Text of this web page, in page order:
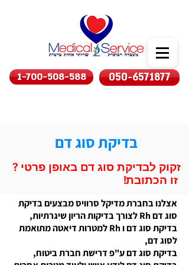
1-700-508-588 050-6571877
בדיקת סוג דם
זקוק לבדיקת סוג דם באופן פרטי ?
זו הכתובת!
אצלנו בחברת מדיקל סרוויס מבצעים בדיקת
סוג דם Rh לצורך בדיקות הריון שיגרתיות,
בדיקת סוג דם ו Rh למטרות דיאטה מתואמת
לסוג דם,
בדיקת סוג דם ע"פ דרישת חברת ביטוח,